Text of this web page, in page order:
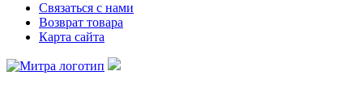
Связаться с нами
Возврат товара
Карта сайта